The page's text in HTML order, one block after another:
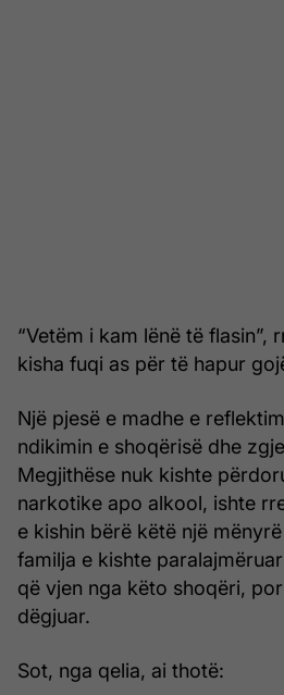
“Vetëm i kam lënë të flasin”,
kisha fuqi as për të hapur
Një pjesë e madhe e
ndikimin e shoqërisë dhe
Megjithëse nuk kishte
narkotike apo alkool, ishte
e kishin bërë këtë një
familja e kishte
që vjen nga këto shoqëri,
dëgjuar.
Sot, nga qelia, ai thotë: